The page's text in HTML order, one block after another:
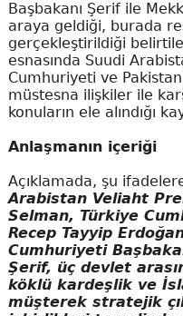
Başbakanı Şerif ile
araya geldiği, burada
gerçekleştirildiği
esnasında Suudi
Cumhuriyeti ve
müstesna ilişkiler ile
konuların ele alındığı
Anlaşmanın içeriği
Açıklamada, şu
Arabistan Veliaht
Selman, Türkiye
Recep Tayyip
Cumhuriyeti
Şerif, üç devlet
köklü kardeşlik ve
müşterek stratejik